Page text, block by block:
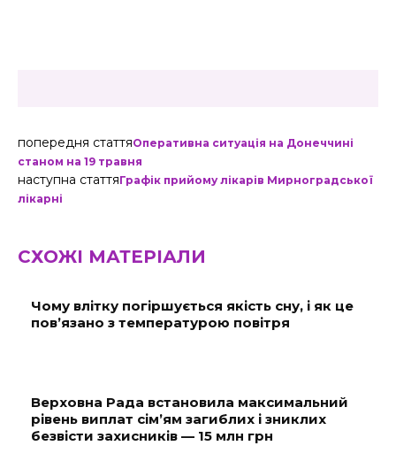
попередня статтяОперативна ситуація на Донеччині
станом на 19 травня
наступна статтяГрафік прийому лікарів Мирноградської
лікарні
СХОЖІ МАТЕРІАЛИ
Чому влітку погіршується якість сну, і як це
пов’язано з температурою повітря
Верховна Рада встановила максимальний
рівень виплат сім’ям загиблих і зниклих
безвісти захисників — 15 млн грн